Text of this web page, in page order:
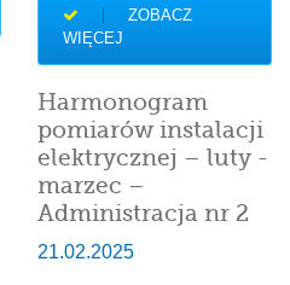
ZOBACZ
WIĘCEJ
Harmonogram
pomiarów instalacji
elektrycznej – luty -
marzec –
Administracja nr 2
21.02.2025